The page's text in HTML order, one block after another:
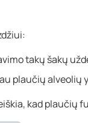
takų šakų
plaučių alveolių
kad plaučių